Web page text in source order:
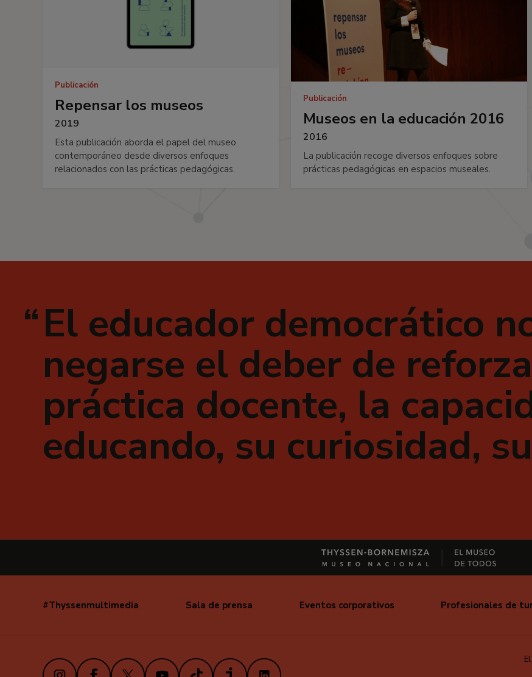
Publicación
Repensar los museos
2019
Esta publicación aborda el papel del museo
contemporáneo desde diversos enfoques
relacionados con las prácticas pedagógicas.
Publicación
Museos en la educación 2016
2016
La publicación recoge diversos enfoques sobre
prácticas pedagógicas en espacios museales.
El educador democrático
negarse el deber de
práctica docente, la
educando, su curiosidad,
Navegación
#Thyssenmultimedia Sala de prensa Eventos corporativos Profesionales de
InstagramFacebook
X YoutubeTikTokiVoox LinkedIn